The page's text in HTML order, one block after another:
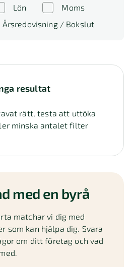
Lön
Moms
Årsredovisning / Bokslut
resultat
rätt, testa att uttöka
minska antalet filter
med en byrå
matchar vi dig med
som kan hjälpa dig. Svara
om ditt företag och vad